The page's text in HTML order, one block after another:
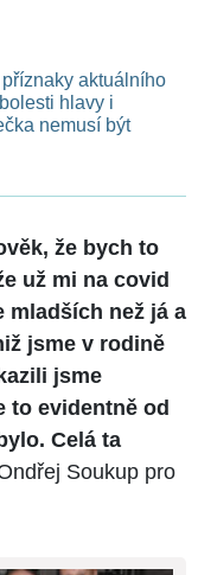
aktuálního
hlavy i
nemusí být
že bych to
už mi na covid
mladších než já a
jsme v rodině
jsme
to evidentně od
Celá ta
Soukup pro